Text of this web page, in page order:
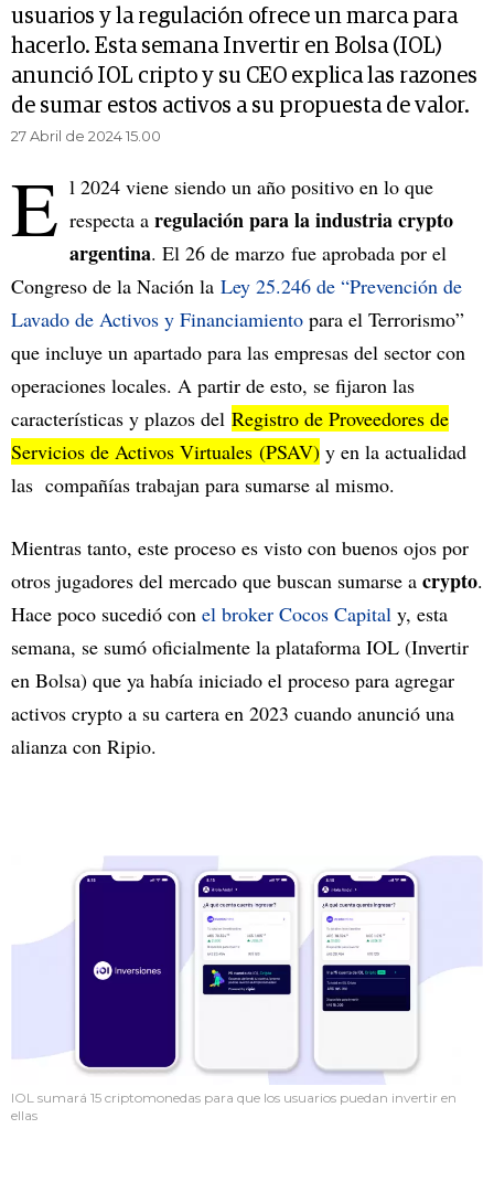
usuarios y la regulación ofrece un marca para
hacerlo. Esta semana Invertir en Bolsa (IOL)
anunció IOL cripto y su CEO explica las razones
de sumar estos activos a su propuesta de valor.
27 Abril de 2024 15.00
E l 2024 viene siendo un año positivo en lo que
respecta a regulación para la industria crypto
argentina. El 26 de marzo fue aprobada por el
Congreso de la Nación la Ley 25.246 de “Prevención de
Lavado de Activos y Financiamiento para el Terrorismo”
que incluye un apartado para las empresas del sector con
operaciones locales. A partir de esto, se fijaron las
características y plazos del Registro de Proveedores de
Servicios de Activos Virtuales (PSAV) y en la actualidad
las compañías trabajan para sumarse al mismo.
Mientras tanto, este proceso es visto con buenos ojos por
otros jugadores del mercado que buscan sumarse a crypto.
Hace poco sucedió con el broker Cocos Capital y, esta
semana, se sumó oficialmente la plataforma IOL (Invertir
en Bolsa) que ya había iniciado el proceso para agregar
activos crypto a su cartera en 2023 cuando anunció una
alianza con Ripio.
IOL sumará 15 criptomonedas para que los usuarios puedan invertir en
ellas